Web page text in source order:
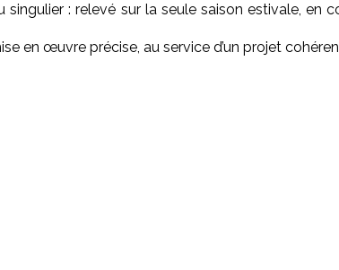
: relevé sur la seule saison estivale, en
en œuvre précise, au service d’un projet